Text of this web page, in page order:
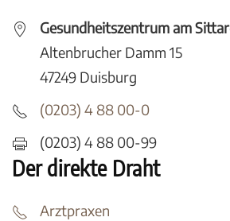
Gesundheitszentrum am
Altenbrucher Damm 15
47249 Duisburg
(0203) 4 88 00-0
(0203) 4 88 00-99
Der direkte Draht
Arztpraxen